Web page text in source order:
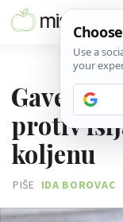
Gavez -
protiv
koljenu
PIŠE IDA BOROVAC